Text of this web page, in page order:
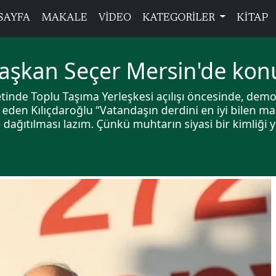
MAKALE VİDEO KATEGORİLER KİTAP
Seçer Mersin'de
Toplu Taşıma Yerleşkesi açılışı öncesinde,
Kılıçdaroğlu “Vatandaşın derdini en iyi bilen
lazım. Çünkü muhtarın siyasi bir kimliği